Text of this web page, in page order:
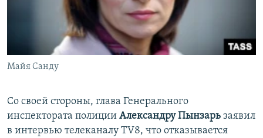
Майя Санду
Со своей стороны, глава Генерального
инспектората полиции Александру Пынзарь заявил
в интервью телеканалу TV8, что отказывается